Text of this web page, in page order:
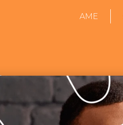
AME